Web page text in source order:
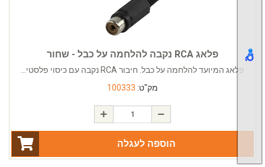
פלאג RCA נקבה להלחמה על כבל - שחור
פלאג המיועד להלחמה על כבל. חיבור RCA נקבה עם כיסוי פלסטי...
מק"ט: 100333
הוספה לעגלה